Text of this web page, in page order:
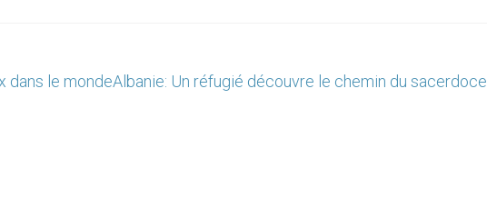
dans le mondeAlbanie: Un réfugié découvre le chemin du sacerdoce